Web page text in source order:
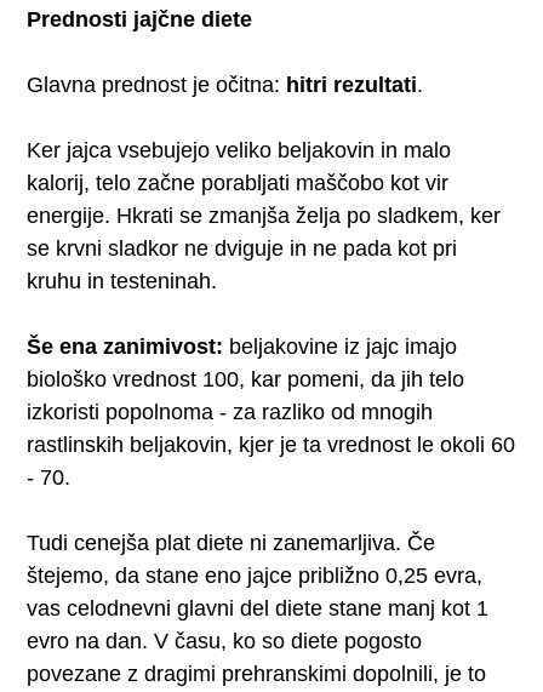
Prednosti jajčne diete
Glavna prednost je očitna: hitri rezultati.
Ker jajca vsebujejo veliko beljakovin in malo
kalorij, telo začne porabljati maščobo kot vir
energije. Hkrati se zmanjša želja po sladkem, ker
se krvni sladkor ne dviguje in ne pada kot pri
kruhu in testeninah.
Še ena zanimivost: beljakovine iz jajc imajo
biološko vrednost 100, kar pomeni, da jih telo
izkoristi popolnoma - za razliko od mnogih
rastlinskih beljakovin, kjer je ta vrednost le okoli 60
- 70.
Tudi cenejša plat diete ni zanemarljiva. Če
štejemo, da stane eno jajce približno 0,25 evra,
vas celodnevni glavni del diete stane manj kot 1
evro na dan. V času, ko so diete pogosto
povezane z dragimi prehranskimi dopolnili, je to